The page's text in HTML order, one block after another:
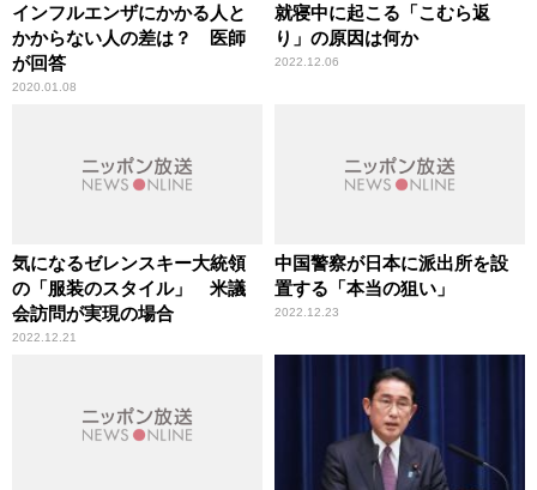
インフルエンザにかかる人と
かからない人の差は？ 医師
が回答
2020.01.08
就寝中に起こる「こむら返
り」の原因は何か
2022.12.06
気になるゼレンスキー大統領
の「服装のスタイル」 米議
会訪問が実現の場合
2022.12.21
中国警察が日本に派出所を設
置する「本当の狙い」
2022.12.23